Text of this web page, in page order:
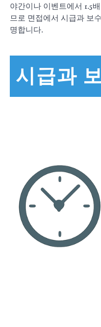
야간이나 이벤트에서 1.5
므로 면접에서 시급과 보
명합니다.
시급과